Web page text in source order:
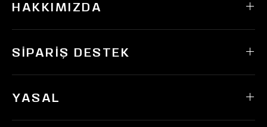
HAKKIMIZDA
SIPARIŞ DESTEK
YASAL